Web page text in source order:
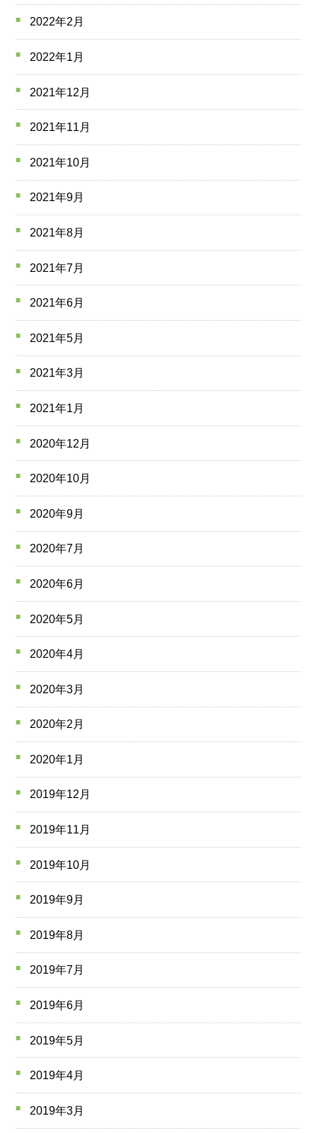
2022年2月
2022年1月
2021年12月
2021年11月
2021年10月
2021年9月
2021年8月
2021年7月
2021年6月
2021年5月
2021年3月
2021年1月
2020年12月
2020年10月
2020年9月
2020年7月
2020年6月
2020年5月
2020年4月
2020年3月
2020年2月
2020年1月
2019年12月
2019年11月
2019年10月
2019年9月
2019年8月
2019年7月
2019年6月
2019年5月
2019年4月
2019年3月